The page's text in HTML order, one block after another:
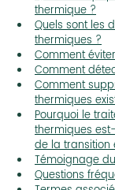
thermique ?
Quels sont les
thermiques ?
Comment
Comment
Comment
thermiques
Pourquoi le
thermiques
de la transition
Témoignage
Questions